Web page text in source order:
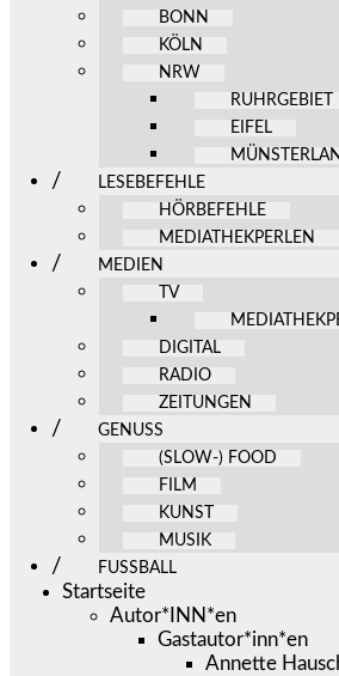
BONN
KÖLN
NRW
RUHRGEBIET
EIFEL
LESEBEFEHLE
HÖRBEFEHLE
MEDIATHEKPERLEN
MEDIEN
TV
DIGITAL
RADIO
ZEITUNGEN
GENUSS
(SLOW-) FOOD
FILM
KUNST
MUSIK
FUSSBALL
Startseite
Autor*INN*en
Gastautor*inn*en
Annette